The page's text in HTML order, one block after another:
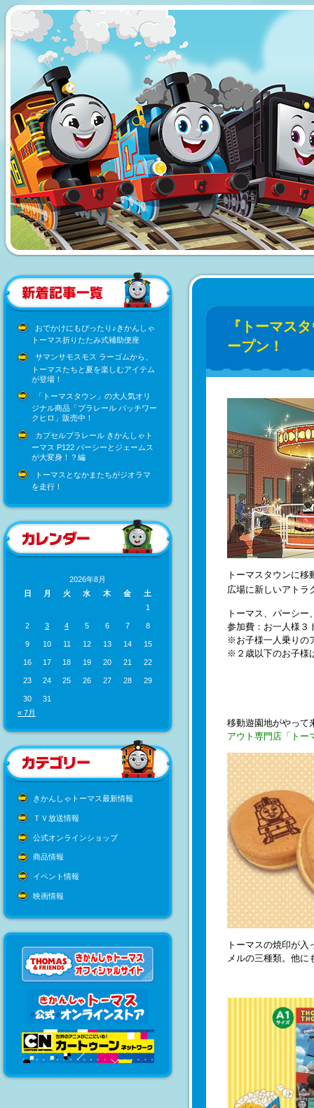
おでかけにもぴったり♪きかんしゃ
トーマス折りたたみ式補助便座
サマンサモスモス ラーゴムから、
トーマスたちと夏を楽しむアイテム
が登場！
「トーマスタウン」の大人気オリ
ジナル商品「プラレール パッチワー
クヒロ」販売中！
カプセルプラレール きかんしゃト
ーマス P122 パーシーとジェームス
が大変身！？編
トーマスとなかまたちがジオラマ
を走行！
2026年8月
日
月 火 水 木 金
土
1
2 3 4 5 6 7 8
9 10 11 12 13 14 15
16 17 18 19 20 21 22
23 24 25 26 27 28 29
30
31
« 7月
きかんしゃトーマス最新情報
ＴＶ放送情報
公式オンラインショップ
商品情報
イベント情報
映画情報
『トーマス
ープン！
トーマスタウンに
広場に新しいアトラ
トーマス、パーシ
参加費：お一人様３
※お子様一人乗りの
※２歳以下のお子様
移動遊園地がやって
アウト専門店「トー
トーマスの焼印が
メルの三種類。 他に